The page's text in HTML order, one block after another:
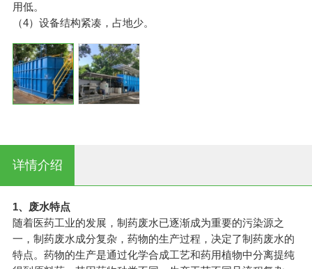
用低。
（4）设备结构紧凑，占地少。
详情介绍
1、废水特点
随着医药工业的发展，制药废水已逐渐成为重要的污染源之
一，制药废水成分复杂，药物的生产过程，决定了制药废水的
特点。药物的生产是通过化学合成工艺和药用植物中分离提纯